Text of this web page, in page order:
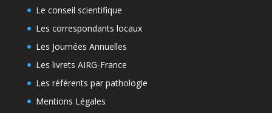
Le conseil scientifique
Les correspondants locaux
Les Journées Annuelles
Les livrets AIRG-France
Les référents par pathologie
Mentions Légales